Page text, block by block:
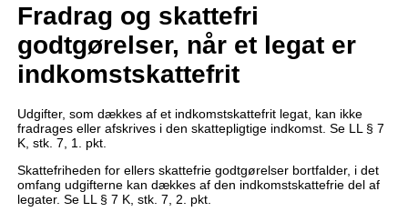
Fradrag og skattefri
godtgørelser, når et legat er
indkomstskattefrit
Udgifter, som dækkes af et indkomstskattefrit legat, kan ikke
fradrages eller afskrives i den skattepligtige indkomst. Se LL § 7
K, stk. 7, 1. pkt.
Skattefriheden for ellers skattefrie godtgørelser bortfalder, i det
omfang udgifterne kan dækkes af den indkomstskattefrie del af
legater. Se LL § 7 K, stk. 7, 2. pkt.